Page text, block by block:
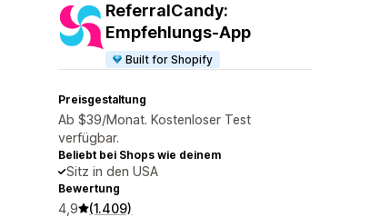
ReferralCandy:
Empfehlungs‑App
Built for Shopify
Preisgestaltung
Ab $39/Monat. Kostenloser Test
verfügbar.
Beliebt bei Shops wie deinem
Sitz in den USA
Bewertung
4,9 (1.409)